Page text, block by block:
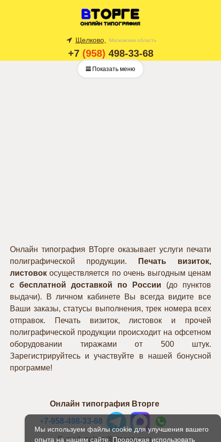
Щелково, Московская область
+7 (958) 498-33-68
Показать меню
Мы используем файлы cookie для улучшения вашего
опыта на нашем сайте. Продолжая использовать
Онлайн типография ВТорге оказывает услуги печати
полиграфической продукции.
Печать визиток,
листовок осуществляется по очень выгодным ценам
с бесплатной доставкой по России (до пунктов
выдачи). В личном кабинете Вы всегда видите все
Ваши заказы, статусы выполнения, трек номера всех
отправок. Печать визиток, листовок и прочей
полиграфической продукции происходит на офсетном
оборудовании тиражами от 500 штук.
Зарегистрируйтесь и участвуйте в нашей бонусной
программе!
Онлайн типография Вторге
+7-958-498-33-68
E-mail: zakaz@vtorge.com